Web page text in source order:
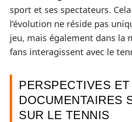
sport et ses spectateurs.
l’évolution ne réside pas
jeu, mais également dans la
fans interagissent avec le
PERSPECTIVES
DOCUMENTAIRES
SUR LE TENNIS